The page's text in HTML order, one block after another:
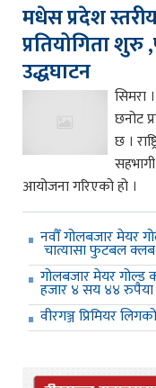
मधेस प्रदेश
प्रतियोगिता शुरु
उद्धघाटन
सिमरा
छनोट
छ ।
आयोजना गरिएको हो ।
नवौँ गोलबजार मेयर
चात्यासा फुटबल क्लब
गोलबजार मेयर गोल्ड
हजार ४ सय ४४ रुपैया
वीरगञ्ज प्रिमियर